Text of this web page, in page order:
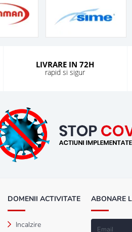
LIVRARE IN 72H
rapid si sigur
DOMENII ACTIVITATE
Incalzire
ABONARE